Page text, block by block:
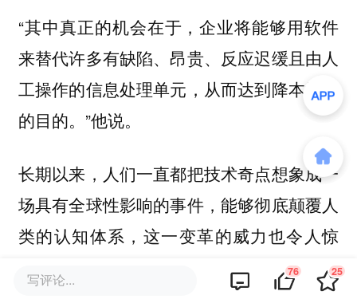
“其中真正的机会在于，企业将能够用软件
来替代许多有缺陷、昂贵、反应迟缓且由人
工操作的信息处理单元，从而达到降本增效
的目的。”他说。
长期以来，人们一直都把技术奇点想象成一
场具有全球性影响的事件，能够彻底颠覆人
类的认知体系，这一变革的威力也令人惊
叹。就目前来看，这种可能性依然存在。
写评论... 76 25